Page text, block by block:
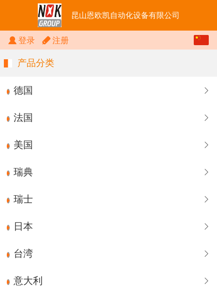
昆山恩欧凯自动化设备有限公司
登录 注册
产品分类
德国
法国
美国
瑞典
瑞士
日本
台湾
意大利